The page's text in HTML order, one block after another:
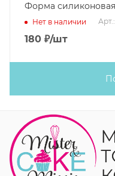
Форма
Нет в наличии
180 ₽/шт